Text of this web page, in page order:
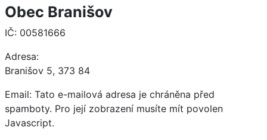
Obec Branišov
IČ: 00581666
Adresa:
Branišov 5, 373 84
Email: Tato e-mailová adresa je chráněna před
spamboty. Pro její zobrazení musíte mít povolen
Javascript.